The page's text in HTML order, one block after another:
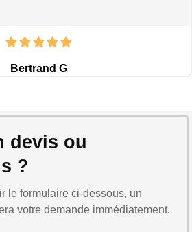
Bertrand G
devis ou
?
le formulaire ci-dessous, un
votre demande immédiatement.